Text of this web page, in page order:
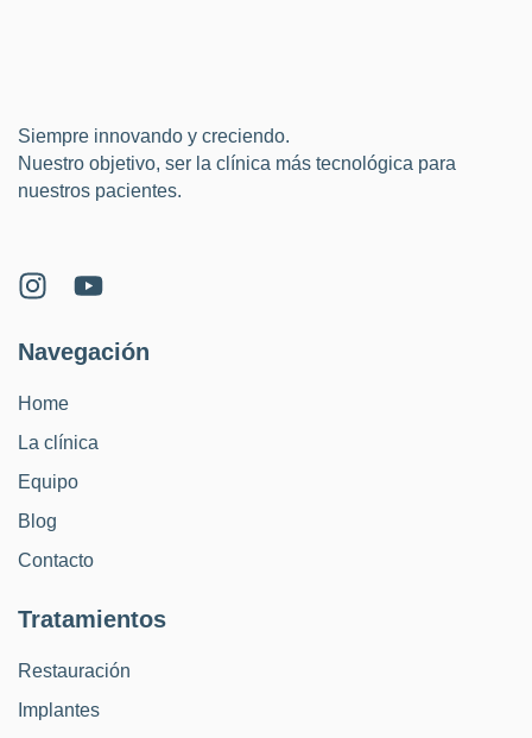
Siempre innovando y creciendo.
Nuestro objetivo, ser la clínica más tecnológica para
nuestros pacientes.
Navegación
Home
La clínica
Equipo
Blog
Contacto
Tratamientos
Restauración
Implantes